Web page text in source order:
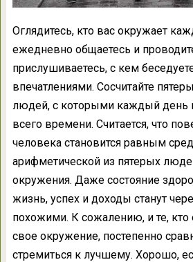
Оглядитесь, кто вас окружает
ежедневно общаетесь и
прислушиваетесь, с кем
впечатлениями. Сосчитайте
людей, с которыми каждый день
всего времени. Считается, что
человека становится равным
арифметической из пятерых
окружения. Даже состояние
жизнь, успех и доходы станут
похожими. К сожалению, и те, кто
свое окружение, постепенно
стремиться к лучшему. Хорошо,